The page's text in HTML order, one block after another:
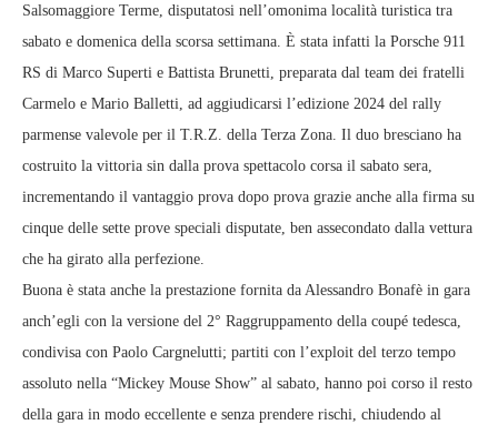
Salsomaggiore Terme, disputatosi nell’omonima località turistica tra
sabato e domenica della scorsa settimana. È stata infatti la Porsche 911
RS di Marco Superti e Battista Brunetti, preparata dal team dei fratelli
Carmelo e Mario Balletti, ad aggiudicarsi l’edizione 2024 del rally
parmense valevole per il T.R.Z. della Terza Zona. Il duo bresciano ha
costruito la vittoria sin dalla prova spettacolo corsa il sabato sera,
incrementando il vantaggio prova dopo prova grazie anche alla firma su
cinque delle sette prove speciali disputate, ben assecondato dalla vettura
che ha girato alla perfezione.
Buona è stata anche la prestazione fornita da Alessandro Bonafè in gara
anch’egli con la versione del 2° Raggruppamento della coupé tedesca,
condivisa con Paolo Cargnelutti; partiti con l’exploit del terzo tempo
assoluto nella “Mickey Mouse Show” al sabato, hanno poi corso il resto
della gara in modo eccellente e senza prendere rischi, chiudendo al